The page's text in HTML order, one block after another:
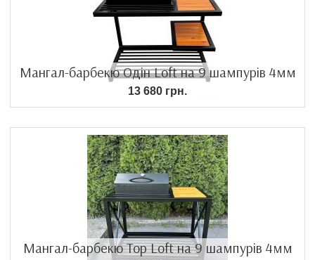
Мангал-барбекю Одін Loft на 9 шампурів 4мм
13 680 грн.
Мангал-барбекю Тор Loft на 9 шампурів 4мм